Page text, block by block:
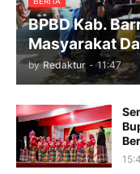
BPBD Kab.
Masyarakat
by Redaktur - 11:47